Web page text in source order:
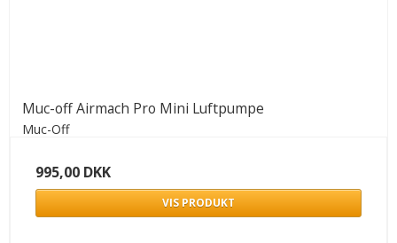
Muc-off Airmach Pro Mini Luftpumpe
Muc-Off
995,00 DKK
VIS PRODUKT